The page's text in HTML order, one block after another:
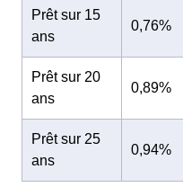
Prêt sur 15
ans
0,76%
Prêt sur 20
ans
0,89%
Prêt sur 25
ans
0,94%